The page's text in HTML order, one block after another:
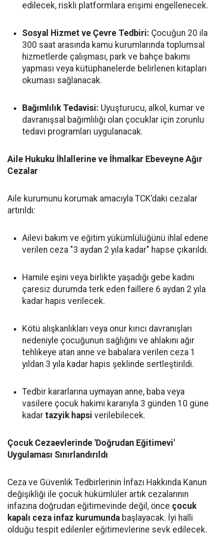
edilecek, riskli platformlara erişimi engellenecek.
Sosyal Hizmet ve Çevre Tedbiri: Çocuğun 20 ila
300 saat arasında kamu kurumlarında toplumsal
hizmetlerde çalışması, park ve bahçe bakımı
yapması veya kütüphanelerde belirlenen kitapları
okuması sağlanacak.
Bağımlılık Tedavisi: Uyuşturucu, alkol, kumar ve
davranışsal bağımlılığı olan çocuklar için zorunlu
tedavi programları uygulanacak.
Aile Hukuku İhlallerine ve İhmalkar Ebeveyne Ağır
Cezalar
Aile kurumunu korumak amacıyla TCK’daki cezalar
artırıldı:
Ailevi bakım ve eğitim yükümlülüğünü ihlal edene
verilen ceza "3 aydan 2 yıla kadar" hapse çıkarıldı.
Hamile eşini veya birlikte yaşadığı gebe kadını
çaresiz durumda terk eden faillere 6 aydan 2 yıla
kadar hapis verilecek.
Kötü alışkanlıkları veya onur kırıcı davranışları
nedeniyle çocuğunun sağlığını ve ahlakını ağır
tehlikeye atan anne ve babalara verilen ceza 1
yıldan 3 yıla kadar hapis şeklinde sertleştirildi.
Tedbir kararlarına uymayan anne, baba veya
vasilere çocuk hakimi kararıyla 3 günden 10 güne
kadar tazyik hapsi verilebilecek.
Çocuk Cezaevlerinde 'Doğrudan Eğitimevi'
Uygulaması Sınırlandırıldı
Ceza ve Güvenlik Tedbirlerinin İnfazı Hakkında Kanun
değişikliği ile çocuk hükümlüler artık cezalarının
infazına doğrudan eğitimevinde değil, önce çocuk
kapalı ceza infaz kurumunda başlayacak. İyi halli
olduğu tespit edilenler eğitimevlerine sevk edilecek.